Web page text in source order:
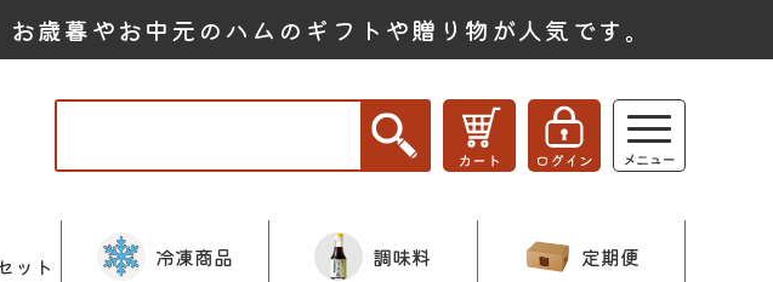
歳暮やお中元のハムのギフトや贈り物が人気です。
ット 冷凍商品 調味料 定期便